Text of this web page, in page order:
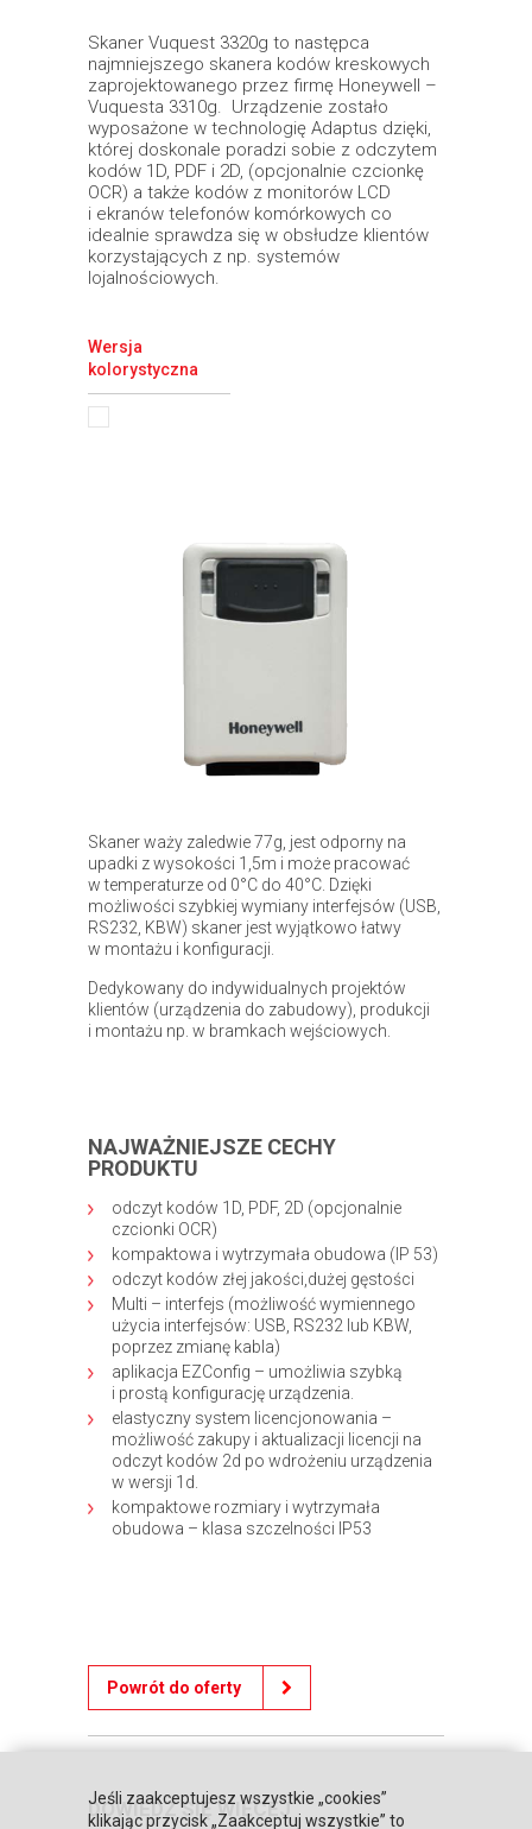
Skaner Vuquest 3320g to następca
najmniejszego skanera kodów kreskowych
zaprojektowanego przez firmę Honeywell –
Vuquesta 3310g. Urządzenie zostało
wyposażone w technologię Adaptus dzięki,
której doskonale poradzi sobie z odczytem
kodów 1D, PDF i 2D, (opcjonalnie czcionkę
OCR) a także kodów z monitorów LCD
i ekranów telefonów komórkowych co
idealnie sprawdza się w obsłudze klientów
korzystających z np. systemów
lojalnościowych.
Wersja
kolorystyczna
Skaner waży zaledwie 77g, jest odporny na
upadki z wysokości 1,5m i może pracować
w temperaturze od 0°C do 40°C. Dzięki
możliwości szybkiej wymiany interfejsów (USB,
RS232, KBW) skaner jest wyjątkowo łatwy
w montażu i konfiguracji.
Dedykowany do indywidualnych projektów
klientów (urządzenia do zabudowy), produkcji
i montażu np. w bramkach wejściowych.
NAJWAŻNIEJSZE CECHY
PRODUKTU
odczyt kodów 1D, PDF, 2D (opcjonalnie
czcionki OCR)
kompaktowa i wytrzymała obudowa (IP 53)
odczyt kodów złej jakości,dużej gęstości
Multi – interfejs (możliwość wymiennego
użycia interfejsów: USB, RS232 lub KBW,
poprzez zmianę kabla)
aplikacja EZConfig – umożliwia szybką
i prostą konfigurację urządzenia.
elastyczny system licencjonowania –
możliwość zakupy i aktualizacji licencji na
odczyt kodów 2d po wdrożeniu urządzenia
w wersji 1d.
kompaktowe rozmiary i wytrzymała
obudowa – klasa szczelności IP53
Powrót do oferty
DOWIEDZ SIĘ WIĘCEJ
Jeśli zaakceptujesz wszystkie „cookies”
klikając przycisk „Zaakceptuj wszystkie” to